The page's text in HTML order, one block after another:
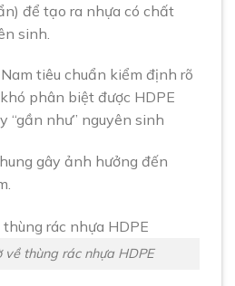
để tạo ra nhựa có chất
sinh.
tiêu chuẩn kiểm định rõ
phân biệt được HDPE
“gần như” nguyên sinh
gây ảnh hưởng đến
thùng rác nhựa HDPE